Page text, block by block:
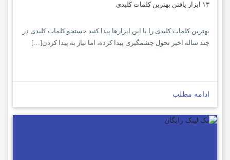
۱۳ ابزار یافتن بهترین کلمات کلیدی
بهترین کلمات کلیدی را با این ابزارها پیدا کنید جستجو کلمات کلیدی در
چند ساله اخیر تحول چشمگیری پیدا کرده، اما نیاز به پیدا کردن[…]
ادامه مطلب